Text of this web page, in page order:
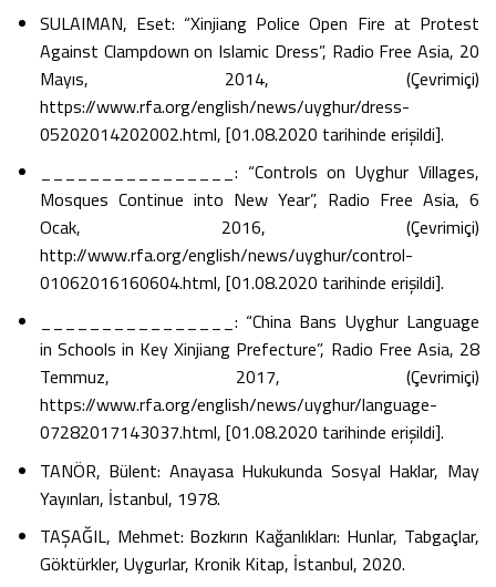
SULAIMAN, Eset: “Xinjiang Police Open Fire at Protest
Against Clampdown on Islamic Dress”, Radio Free Asia, 20
Mayıs, 2014, (Çevrimiçi)
https://www.rfa.org/english/news/uyghur/dress-
05202014202002.html, [01.08.2020 tarihinde erişildi].
________________: “Controls on Uyghur Villages,
Mosques Continue into New Year”, Radio Free Asia, 6
Ocak, 2016, (Çevrimiçi)
http://www.rfa.org/english/news/uyghur/control-
01062016160604.html, [01.08.2020 tarihinde erişildi].
________________: “China Bans Uyghur Language
in Schools in Key Xinjiang Prefecture”, Radio Free Asia, 28
Temmuz, 2017, (Çevrimiçi)
https://www.rfa.org/english/news/uyghur/language-
07282017143037.html, [01.08.2020 tarihinde erişildi].
TANÖR, Bülent: Anayasa Hukukunda Sosyal Haklar, May
Yayınları, İstanbul, 1978.
TAŞAĞIL, Mehmet: Bozkırın Kağanlıkları: Hunlar, Tabgaçlar,
Göktürkler, Uygurlar, Kronik Kitap, İstanbul, 2020.